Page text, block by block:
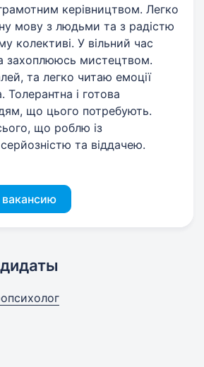
керівництвом. Легко
мову з людьми та з радістю
колективі. У вільний час
захоплююсь мистецтвом.
та легко читаю емоції
Толерантна і готова
що цього потребують.
що роблю із
та віддачею.